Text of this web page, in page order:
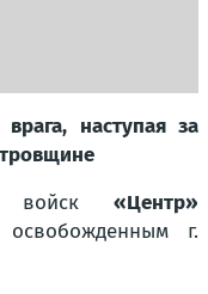
наступая за
войск «Центр»
г.